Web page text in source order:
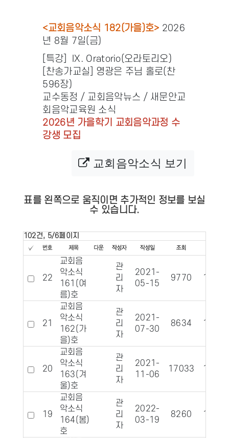
<교회음악소식 182(가을)호> 2026
년 8월 7일(금)
[특강] IX. Oratorio(오라토리오)
[찬송가교실] 영광은 주님 홀로(찬
596장)
교수동정 / 교회음악뉴스 / 새문안교
회음악교육원 소식
2026년 가을학기 교회음악과정 수
강생 모집
교회음악소식 보기
표를 왼쪽으로 움직이면 추가적인 정보를 보실
수 있습니다.
102건, 5/6페이지
22
교회음
악소식
161(여
름)호
관
리
자
2021-
05-15
9770 1209
21
교회음
악소식
162(가
을)호
관
리
자
2021-
07-30
8634 1190
20
교회음
악소식
163(겨
울)호
관
리
자
2021-
11-06
17033 1175
19
교회음
악소식
164(봄)
호
관
리
자
2022-
03-19
8260 1191